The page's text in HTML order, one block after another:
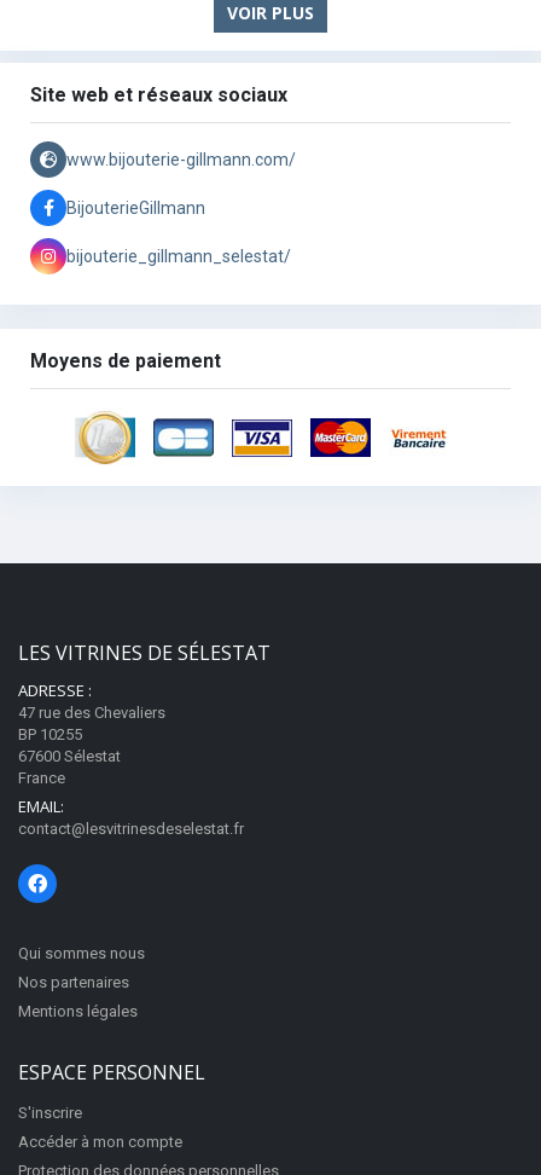
VOIR PLUS
Site web et réseaux sociaux
www.bijouterie-gillmann.com/
BijouterieGillmann
bijouterie_gillmann_selestat/
Moyens de paiement
LES VITRINES DE SÉLESTAT
ADRESSE :
47 rue des Chevaliers
BP 10255
67600 Sélestat
France
EMAIL:
contact@lesvitrinesdeselestat.fr
Qui sommes nous
Nos partenaires
Mentions légales
ESPACE PERSONNEL
S'inscrire
Accéder à mon compte
Protection des données personnelles